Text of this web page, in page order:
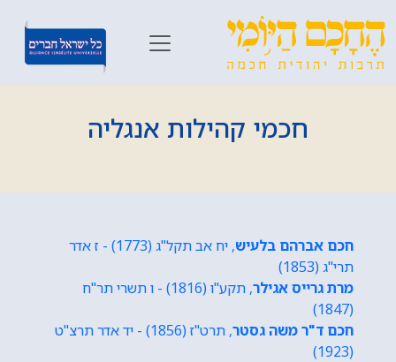
חכמי קהילות אנגליה
חכם אברהם בלעיש
, יח אב תקל"ג (1773) - ז אדר
תרי"ג (1853)
מרת גרייס אגילר
, תקע"ו (1816) - ו תשרי תר"ח
(1847)
חכם ד"ר משה גסטר
, תרט"ז (1856) - יד אדר תרצ"ט
(1923)